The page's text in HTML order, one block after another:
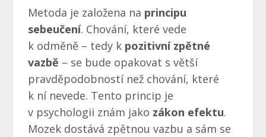
Metoda je založena na principu
sebeučení. Chování, které vede
k odměně – tedy k pozitivní zpětné
vazbě – se bude opakovat s větší
pravděpodobností než chování, které
k ní nevede. Tento princip je
v psychologii znám jako zákon efektu.
Mozek dostává zpětnou vazbu a sám se